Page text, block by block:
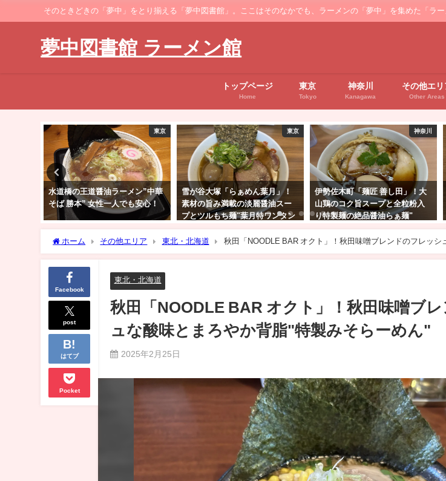
そのときどきの「夢中」をとり揃える「夢中図書館」。ここはそのなかでも、ラーメンの「夢中」を集めた「ラ
夢中図書館 ラーメン館
トップページ
Home
東京
Tokyo
神奈川
Kanagawa
その他エリ
Other Areas
東京
雪が谷大塚「らぁめん葉月」！
素材の旨み満載の淡麗醤油スー
プとツルもち麺"葉月特ワンタン
神奈川
伊勢佐木町「麺匠 善し田」！大
山鶏のコク旨スープと全粒粉入
り特製麺の絶品醤油らぁ麺"
東京
新宿御苑前「支那蕎麦 澤田」美
味スープ、美味麺、美味雲呑！
ホーム その他エリア 東北・北海道
秋田「NOODLE BAR オクト」！秋田味噌ブレンドのフレッシ
そらーめん"
Facebook
post
はてブ
Pocket
東北・北海道
秋田「NOODLE BAR オクト」！秋田味噌ブ
ュな酸味とまろやか背脂"特製みそらーめん"
2025年2月25日